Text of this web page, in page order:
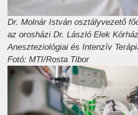
Dr. Molnár István osztályvezető
az orosházi Dr. László Elek
Aneszteziológiai és Intenzív
Fotó: MTI/Rosta Tibor